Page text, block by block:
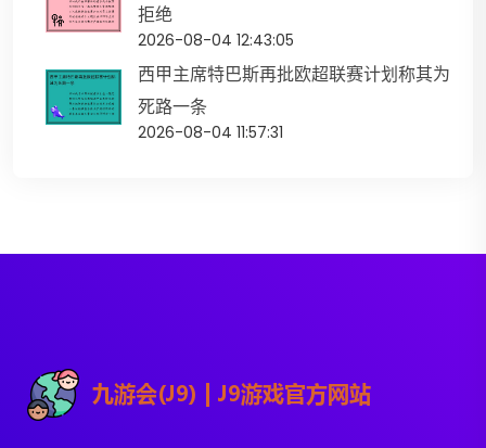
拒绝
2026-08-04 12:43:05
西甲主席特巴斯再批欧超联赛计划称其为
死路一条
2026-08-04 11:57:31